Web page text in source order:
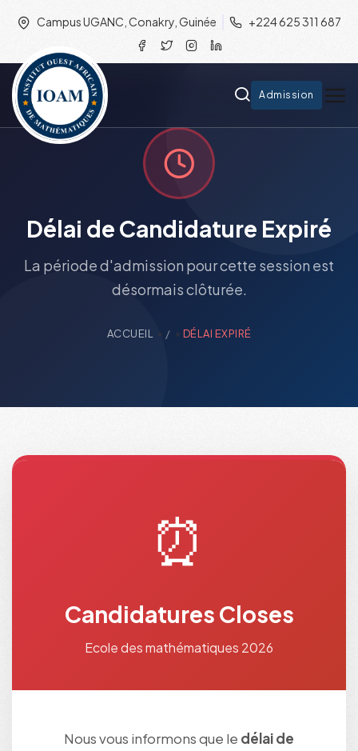
Campus UGANC, Conakry, Guinée +224 625 311 687
Admission
Délai de Candidature Expiré
La période d'admission pour cette session est
désormais clôturée.
ACCUEIL / DÉLAI EXPIRÉ
⏰
Candidatures Closes
Ecole des mathématiques 2026
Nous vous informons que le délai de